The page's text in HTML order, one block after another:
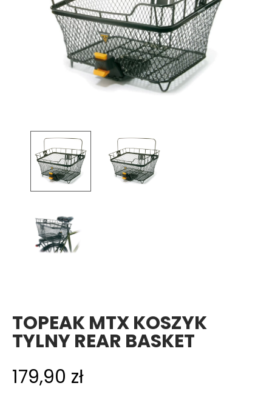
TOPEAK MTX KOSZYK
TYLNY REAR BASKET
179,90 zł